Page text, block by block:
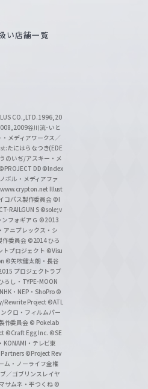
い店舗一覧
CO.,LTD.1996,20
谷川流･いと
メディアワークス／
たにはらなつき(EDE
のいぢ/アスキー・メ
©PROJECT DD ©Index
ボル・メディアファ
Illust
コパス製作委員会 ©I
RAILGUN S ©sole;v
フォギアＧ ©2013
アニプレックス・シ
作委員会 ©2014 ひろ
トプロジェクト ©Visu
©矢吹健太朗・長谷
プロジェクトラブ
ろし・TYPE-MOON
・NEP・ShoPro ©
Rewrite Project ©ATL
クロ・フィルムパー
作委員会 © Pokelab
©Craft Egg Inc. ©SE
・テレビ東
©Project Rev
ム・ノーライフ全権
／ゴブリンスレイヤ
サムネ・平つくね ©